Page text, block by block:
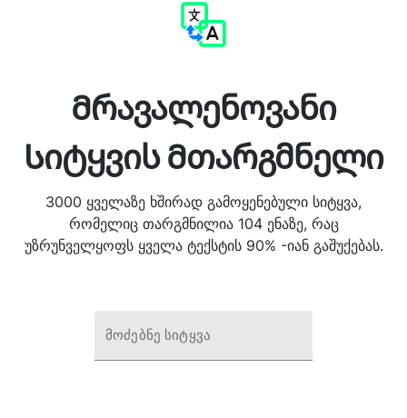
Მრავალენოვანი
Სიტყვის Მთარგმნელი
3000 ყველაზე ხშირად გამოყენებული სიტყვა,
რომელიც თარგმნილია 104 ენაზე, რაც
უზრუნველყოფს ყველა ტექსტის 90% -იან გაშუქებას.
მოძებნე სიტყვა